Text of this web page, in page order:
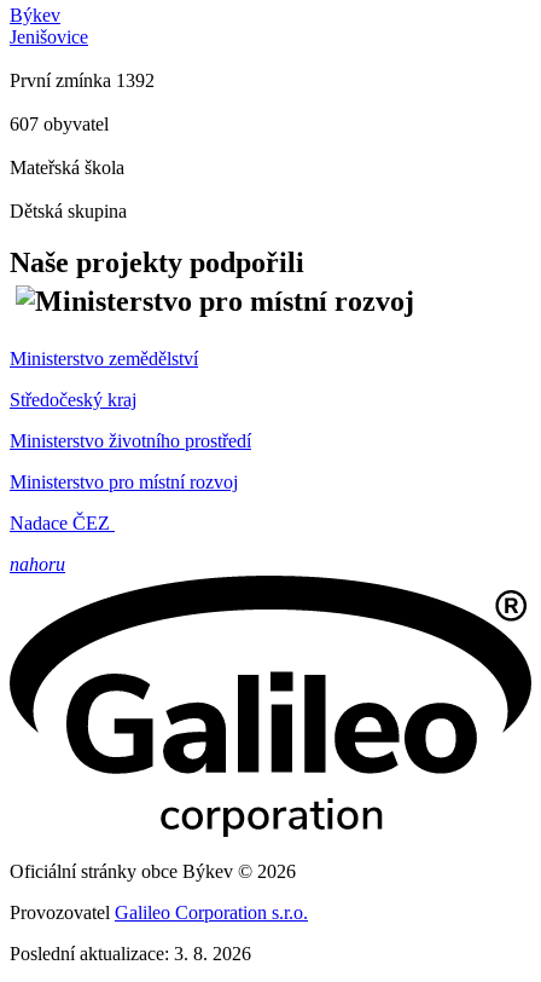
Býkev
Jenišovice
První zmínka 1392
607 obyvatel
Mateřská škola
Dětská skupina
Naše projekty podpořili
Ministerstvo zemědělství
Středočeský kraj
Ministerstvo životního prostředí
Ministerstvo pro místní rozvoj
Nadace ČEZ
nahoru
Oficiální stránky obce Býkev © 2026
Provozovatel Galileo Corporation s.r.o.
Poslední aktualizace: 3. 8. 2026